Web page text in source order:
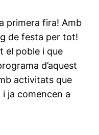
primera fira! Amb
de festa per tot!
el poble i que
d’aquest
activitats que
ja comencen a